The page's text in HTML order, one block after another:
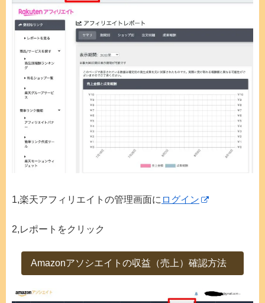
1,楽天アフィリエイトの管理画面に ログイン
2,レポートをクリック
Amazonアソシエイトの収益（売上）確認方法